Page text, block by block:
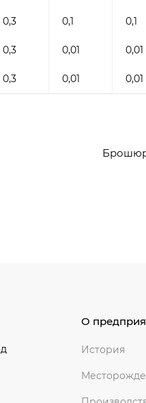
0,3 0,1 0,1
0,3 0,01 0,01
0,3 0,01 0,01
О
История